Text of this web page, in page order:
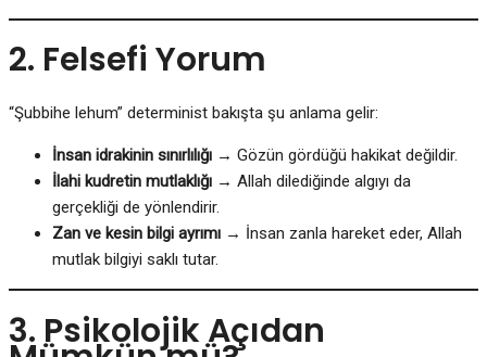
2. Felsefi Yorum
“Şubbihe lehum” determinist bakışta şu anlama gelir:
İnsan idrakinin sınırlılığı → Gözün gördüğü hakikat değildir.
İlahi kudretin mutlaklığı → Allah dilediğinde algıyı da
gerçekliği de yönlendirir.
Zan ve kesin bilgi ayrımı → İnsan zanla hareket eder, Allah
mutlak bilgiyi saklı tutar.
3. Psikolojik Açıdan